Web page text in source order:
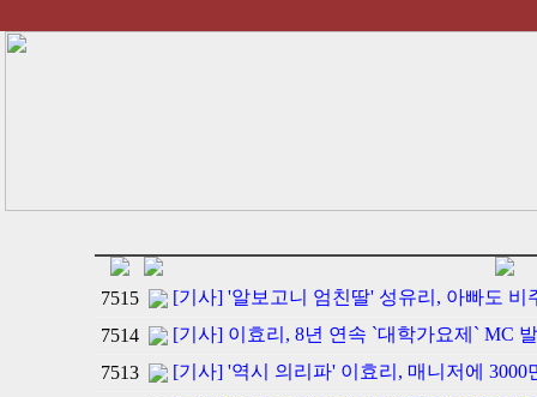
7515
[기사] '알보고니 엄친딸' 성유리, 아빠도 비
7514
[기사] 이효리, 8년 연속 `대학가요제` MC
7513
[기사] '역시 의리파' 이효리, 매니저에 3000